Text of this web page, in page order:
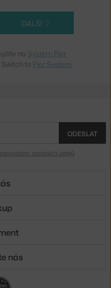
DALŠÍ
na Systém Pier
to Pier System
ODESLAT
osobních údajů
nás